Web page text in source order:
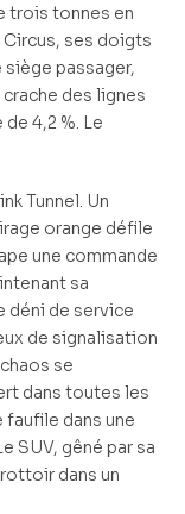
trois tonnes en
Circus, ses doigts
siège passager,
des lignes
4,2 %. Le
Tunnel. Un
orange défile
une commande
sa
déni de service
de signalisation
se
dans toutes les
faufile dans une
SUV, gêné par sa
dans un